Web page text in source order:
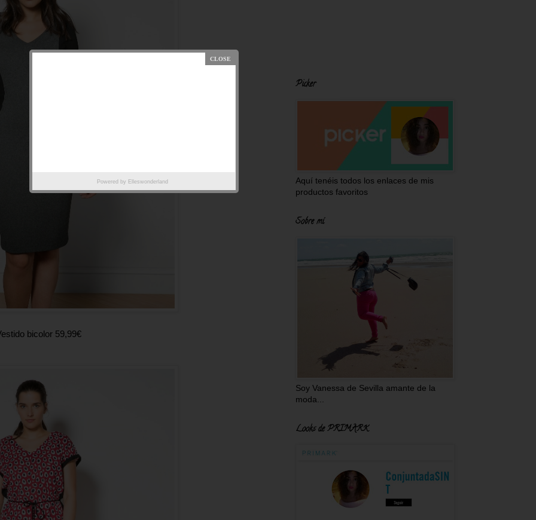
bicolor 59,99€
Picker
Aquí tenéis todos los enlaces de mis
productos favoritos
Sobre mí
Soy Vanessa de Sevilla amante de la
moda...
Looks de PRIMARK
Powered by Elleswonderland